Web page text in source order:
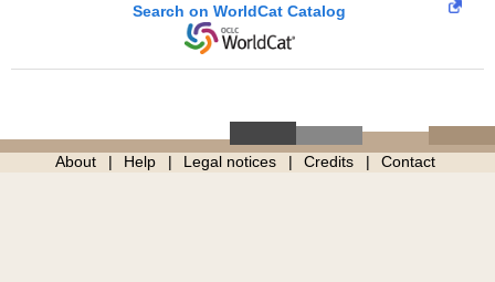
Search on WorldCat Catalog
About Help Legal notices Credits Contact